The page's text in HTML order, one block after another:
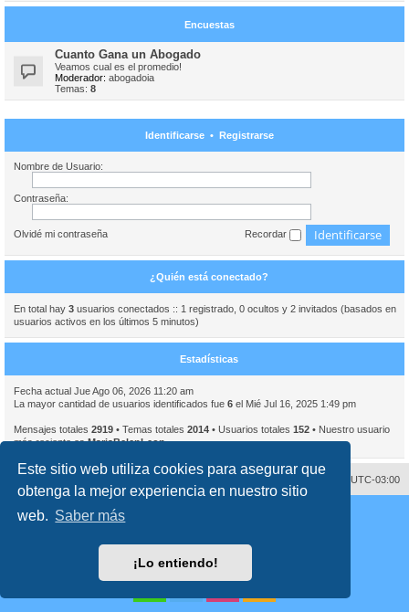
Este sitio web utiliza cookies para asegurar que
obtenga la mejor experiencia en nuestro sitio
web. Saber más
¡Lo entiendo!
Encuestas
Cuanto Gana un Abogado
Veamos cual es el promedio!
Moderador: abogadoia
Temas: 8
Identificarse• Registrarse
Nombre de Usuario:
Contraseña:
Olvidé mi contraseña Recordar
¿Quién está conectado?
En total hay 3 usuarios conectados :: 1 registrado, 0 ocultos y 2 invitados (basados en
usuarios activos en los últimos 5 minutos)
Estadísticas
Fecha actual Jue Ago 06, 2026 11:20 am
La mayor cantidad de usuarios identificados fue 6 el Mié Jul 16, 2025 1:49 pm
Mensajes totales 2919 • Temas totales 2014 • Usuarios totales 152 • Nuestro usuario
más reciente esMariaBelenLeon
Todos los horarios son UTC-03:00
Borrar cookies
Desarrollado por
® Forum Software © phpBB Limited
Traducción al español porphpBB España
Condiciones